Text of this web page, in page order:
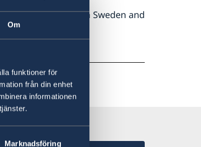
Om
funktioner för
från din enhet
informationen
Marknadsföring
for studies in Sweden and
andwww.si.se